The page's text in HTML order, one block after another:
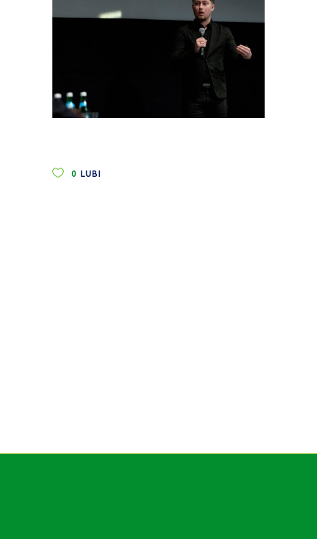
0 LUBI